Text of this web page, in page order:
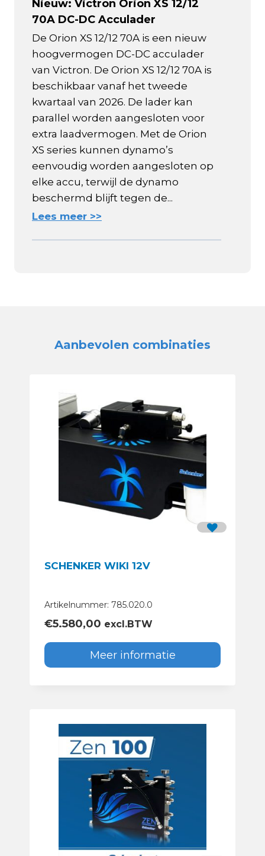
Nieuw: Victron Orion XS 12/12
70A DC-DC Acculader
De Orion XS 12/12 70A is een nieuw
hoogvermogen DC-DC acculader
van Victron. De Orion XS 12/12 70A is
beschikbaar vanaf het tweede
kwartaal van 2026. De lader kan
parallel worden aangesloten voor
extra laadvermogen. Met de Orion
XS series kunnen dynamo’s
eenvoudig worden aangesloten op
elke accu, terwijl de dynamo
beschermd blijft tegen de...
Lees meer >>
Aanbevolen combinaties
SCHENKER WIKI 12V
Artikelnummer: 785.020.0
€5.580,00 excl.BTW
Meer informatie